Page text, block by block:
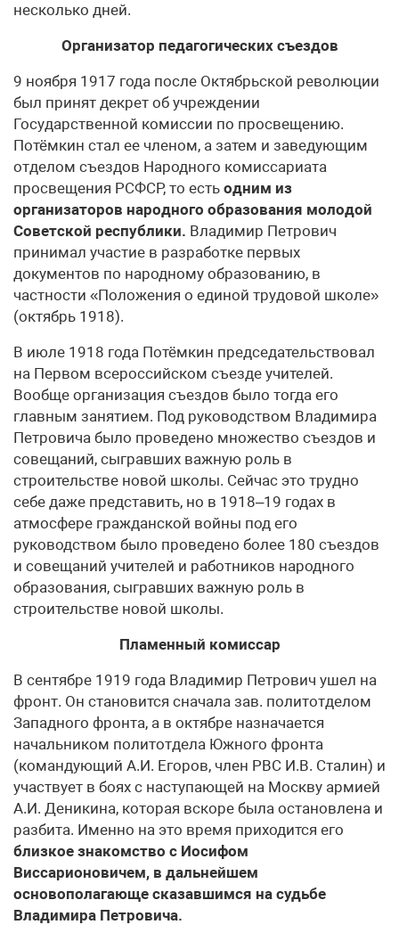
несколько дней.
Организатор педагогических съездов
9 ноября 1917 года после Октябрьской революции
был принят декрет об учреждении
Государственной комиссии по просвещению.
Потёмкин стал ее членом, а затем и заведующим
отделом съездов Народного комиссариата
просвещения РСФСР, то есть одним из
организаторов народного образования молодой
Советской республики. Владимир Петрович
принимал участие в разработке первых
документов по народному образованию, в
частности «Положения о единой трудовой школе»
(октябрь 1918).
В июле 1918 года Потёмкин председательствовал
на Первом всероссийском съезде учителей.
Вообще организация съездов было тогда его
главным занятием. Под руководством Владимира
Петровича было проведено множество съездов и
совещаний, сыгравших важную роль в
строительстве новой школы. Сейчас это трудно
себе даже представить, но в 1918–19 годах в
атмосфере гражданской войны под его
руководством было проведено более 180 съездов
и совещаний учителей и работников народного
образования, сыгравших важную роль в
строительстве новой школы.
Пламенный комиссар
В сентябре 1919 года Владимир Петрович ушел на
фронт. Он становится сначала зав. политотделом
Западного фронта, а в октябре назначается
начальником политотдела Южного фронта
(командующий А.И. Егоров, член РВС И.В. Сталин) и
участвует в боях с наступающей на Москву армией
А.И. Деникина, которая вскоре была остановлена и
разбита. Именно на это время приходится его
близкое знакомство с Иосифом
Виссарионовичем, в дальнейшем
основополагающе сказавшимся на судьбе
Владимира Петровича.